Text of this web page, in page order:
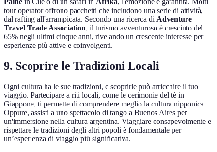
Paine in Cile o di un safari in Afrika, l'emozione è garantita. Molti
tour operator offrono pacchetti che includono una serie di attività,
dal rafting all'arrampicata. Secondo una ricerca di Adventure
Travel Trade Association, il turismo avventuroso è cresciuto del
65% negli ultimi cinque anni, rivelando un crescente interesse per
esperienze più attive e coinvolgenti.
9. Scoprire le Tradizioni Locali
Ogni cultura ha le sue tradizioni, e scoprirle può arricchire il tuo
viaggio. Partecipare a riti locali, come le cerimonie del tè in
Giappone, ti permette di comprendere meglio la cultura nipponica.
Oppure, assisti a uno spettacolo di tango a Buenos Aires per
un'immersione nella cultura argentina. Viaggiare consapevolmente e
rispettare le tradizioni degli altri popoli è fondamentale per
un’esperienza di viaggio più significativa.